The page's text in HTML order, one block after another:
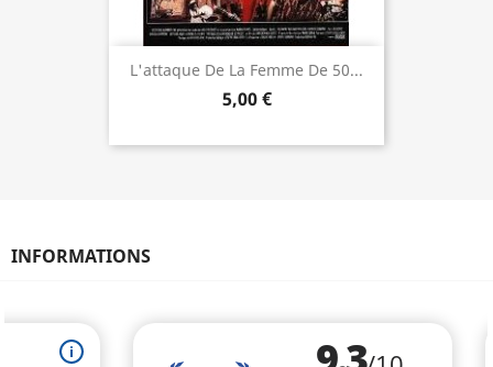
L'attaque De La Femme De 50...
5,00 €
INFORMATIONS